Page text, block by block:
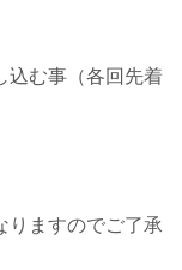
込む事（各回先着
ますのでご了承